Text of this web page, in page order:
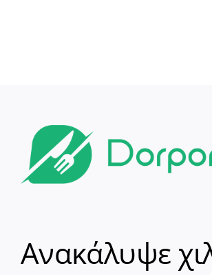
Ανακάλυψε